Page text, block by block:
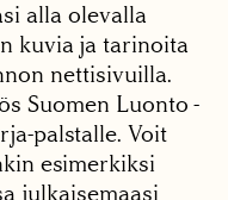
alla olevalla
kuvia ja tarinoita
nettisivuilla.
Suomen Luonto -
palstalle. Voit
esimerkiksi
julkaisemaasi